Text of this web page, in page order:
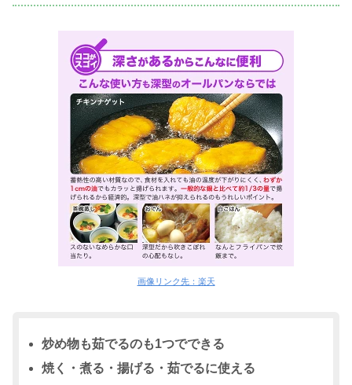
画像リンク先：楽天
炒め物も茹でるのも1つでできる
焼く・煮る・揚げる・茹でるに使える